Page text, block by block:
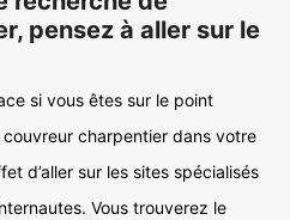
pensez à aller sur le
si vous êtes sur le point
charpentier dans votre
d’aller sur les sites spécialisés
Vous trouverez le